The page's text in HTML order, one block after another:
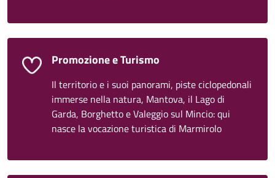
Promozione e Turismo
Il territorio e i suoi panorami, piste ciclopedonali
immerse nella natura, Mantova, il Lago di
Garda, Borghetto e Valeggio sul Mincio: qui
nasce la vocazione turistica di Marmirolo